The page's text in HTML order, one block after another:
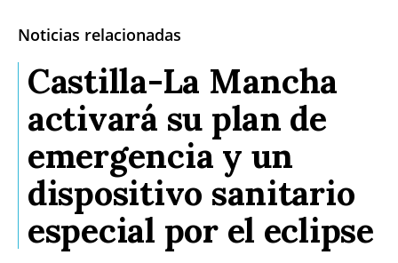
Noticias relacionadas
Castilla-La Mancha
activará su plan de
emergencia y un
dispositivo sanitario
especial por el eclipse